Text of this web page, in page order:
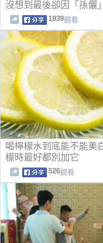
沒想到最後卻因「孫儷
1939觀看
喝檸檬水到底能不能美
檬時最好都別加它
526觀看